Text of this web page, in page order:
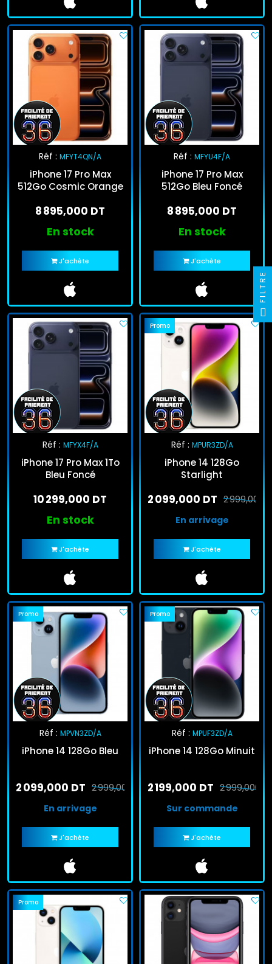
Réf : MFYT4QN/A
iPhone 17 Pro Max
512Go Cosmic Orange
8 895,000 DT
En stock
J'achète
Réf : MFYU4F/A
iPhone 17 Pro Max
512Go Bleu Foncé
8 895,000 DT
En stock
J'achète
Réf : MFYX4F/A
iPhone 17 Pro Max 1To
Bleu Foncé
10 299,000 DT
En stock
J'achète
Promo
Réf : MPUR3ZD/A
iPhone 14 128Go
Starlight
2 999,000
2 099,000 DT
En arrivage
J'achète
Promo
Réf : MPVN3ZD/A
iPhone 14 128Go Bleu
2 999,000 DT
2 099,000 DT
En arrivage
J'achète
Promo
Réf : MPUF3ZD/A
iPhone 14 128Go Minuit
2 999,000
2 199,000 DT
Sur commande
J'achète
Promo
FILTRE